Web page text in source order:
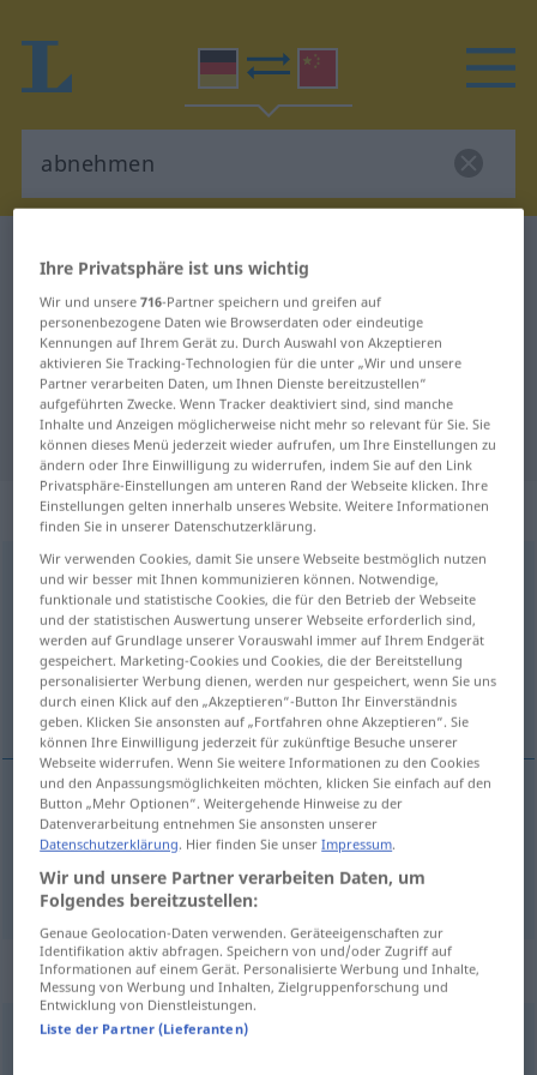
Deutsch-Chinesisch Übersetzung
für "abnehmen"
"abnehmen" Chinesisch
Übersetzung
„abnehmen“
abnehmen
Übersicht aller Übersetzungen
(Für mehr Details die Übersetzung anklicken/antippen)
拿掉, 拿起
拿掉[nádiào] abnehmen
拿起 [náqǐ] abnehmen TEL
Synonyme für "abnehmen"
Ihre Privatsphäre ist uns wichtig
Wir und unsere716-Partner speichern und greifen auf
personenbezogene Daten wie Browserdaten oder eindeutige
Kennungen auf Ihrem Gerät zu. Durch Auswahl von Akzeptieren
aktivieren Sie Tracking-Technologien für die unter „Wir und unsere
Partner verarbeiten Daten, um Ihnen Dienste bereitzustellen“
aufgeführten Zwecke. Wenn Tracker deaktiviert sind, sind manche
Inhalte und Anzeigen möglicherweise nicht mehr so relevant für Sie. Sie
können dieses Menü jederzeit wieder aufrufen, um Ihre Einstellungen zu
ändern oder Ihre Einwilligung zu widerrufen, indem Sie auf den Link
Privatsphäre-Einstellungen am unteren Rand der Webseite klicken. Ihre
Einstellungen gelten innerhalb unseres Website. Weitere Informationen
finden Sie in unserer Datenschutzerklärung.
Wir verwenden Cookies, damit Sie unsere Webseite bestmöglich nutzen
und wir besser mit Ihnen kommunizieren können. Notwendige,
funktionale und statistische Cookies, die für den Betrieb der Webseite
und der statistischen Auswertung unserer Webseite erforderlich sind,
werden auf Grundlage unserer Vorauswahl immer auf Ihrem Endgerät
gespeichert. Marketing-Cookies und Cookies, die der Bereitstellung
personalisierter Werbung dienen, werden nur gespeichert, wenn Sie uns
durch einen Klick auf den „Akzeptieren“-Button Ihr Einverständnis
geben. Klicken Sie ansonsten auf „Fortfahren ohne Akzeptieren“. Sie
können Ihre Einwilligung jederzeit für zukünftige Besuche unserer
Webseite widerrufen. Wenn Sie weitere Informationen zu den Cookies
und den Anpassungsmöglichkeiten möchten, klicken Sie einfach auf den
Button „Mehr Optionen“. Weitergehende Hinweise zu der
Datenverarbeitung entnehmen Sie ansonsten unserer
Datenschutzerklärung. Hier finden Sie unserImpressum.
Wir und unsere Partner verarbeiten Daten, um
Folgendes bereitzustellen:
Genaue Geolocation-Daten verwenden. Geräteeigenschaften zur
Identifikation aktiv abfragen. Speichern von und/oder Zugriff auf
Informationen auf einem Gerät. Personalisierte Werbung und Inhalte,
Messung von Werbung und Inhalten, Zielgruppenforschung und
Entwicklung von Dienstleistungen.
Liste der Partner (Lieferanten)